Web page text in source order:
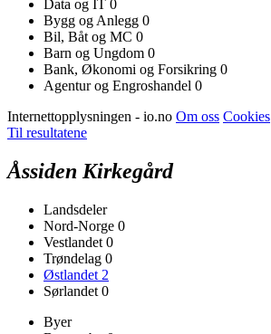
Data og IT 0
Bygg og Anlegg 0
Bil, Båt og MC 0
Barn og Ungdom 0
Bank, Økonomi og Forsikring 0
Agentur og Engroshandel 0
Internettopplysningen - io.no Om oss Cookies
Til resultatene
Åssiden Kirkegård
Landsdeler
Nord-Norge 0
Vestlandet 0
Trøndelag 0
Østlandet 2
Sørlandet 0
Byer